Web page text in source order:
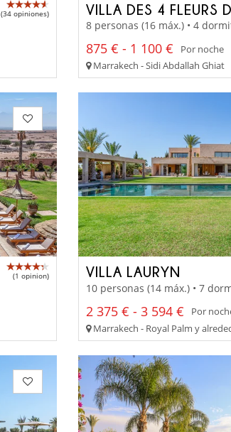
(34 opiniones) VILLA DES 4 FLEURS
8 personas (16 máx.) • 4
875 € - 1 100 €
Por noche
Marrakech - Sidi Abdallah Ghiat
(1 opinion) VILLA LAURYN
10 personas (14 máx.) • 7
2 375 € - 3 594 €
Por
Marrakech - Royal Palm y